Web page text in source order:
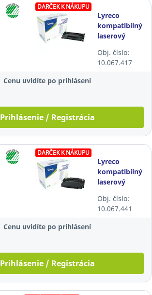
DARČEK K NÁKUPU
Lyreco
kompatibilný
laserový
(CF226X),
čierny
Obj. číslo:
10.067.417
Cenu uvidíte po prihlásení
Prihlásenie / Registrácia
DARČEK K NÁKUPU
Lyreco
kompatibilný
laserový
(CF287X),
čierny
Obj. číslo:
10.067.441
Cenu uvidíte po prihlásení
Prihlásenie / Registrácia